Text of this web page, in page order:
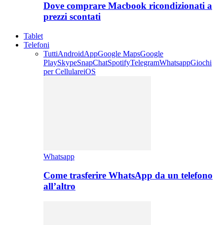
Dove comprare Macbook ricondizionati a
prezzi scontati
Tablet
Telefoni
TuttiAndroidAppGoogle MapsGoogle
PlaySkypeSnapChatSpotifyTelegramWhatsappGiochi
per CellulareiOS
Whatsapp
Come trasferire WhatsApp da un telefono
all’altro